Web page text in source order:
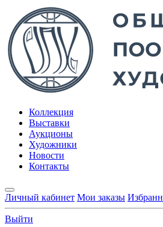
Коллекция
Выставки
Аукционы
Художники
Новости
Контакты
Личный кабинет Мои заказы
Выйти